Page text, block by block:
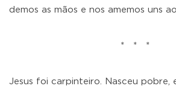
demos as mãos e nos amemos uns
* * *
Jesus foi carpinteiro. Nasceu pobre,